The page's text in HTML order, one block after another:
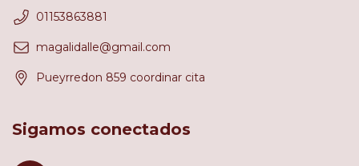
01153863881
magalidalle@gmail.com
Pueyrredon 859 coordinar cita
Sigamos conectados